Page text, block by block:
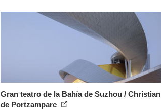
Gran teatro de la Bahía de Suzhou / Christian
de Portzamparc